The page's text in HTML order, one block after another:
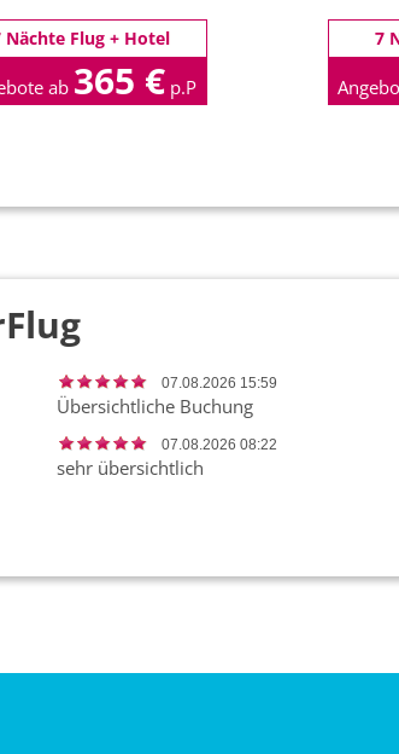
Nächte Flug + Hotel
ab 365 € p.P
7
07.08.2026 15:59
Übersichtliche Buchung
07.08.2026 08:22
sehr übersichtlich